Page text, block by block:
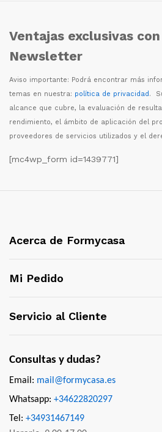
Ventajas exclusivas
Newsletter
Aviso importante: Podrá encontrar más
temas en nuestra: política de privacidad.
alcance que cubre, la evaluación de
rendimiento, el ámbito de aplicación del
proveedores de servicios utilizados y el
[mc4wp_form id=1439771]
Acerca de Formycasa
Mi Pedido
Servicio al Cliente
Consultas y dudas?
Email: mail@formycasa.es
Whatsapp: +34622820297
Tel: +34931467149